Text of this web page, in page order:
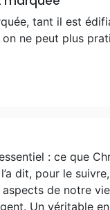
tant il est
ne peut plus
: ce que
dit, pour le
aspects de notre
Un véritable